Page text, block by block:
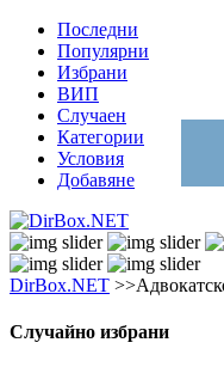
Последни
Популярни
Избрани
ВИП
Случаен
Категории
Условия
Добавяне
DirBox.NET
Случайно избрани